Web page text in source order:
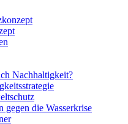
Nachhaltigkeit?
gegen die Wasserkrise